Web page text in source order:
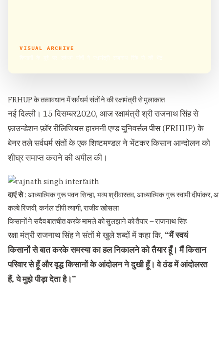
VISUAL ARCHIVE
FRHUP के तत्वावधान में सर्वधर्म संतों ने की रक्षामंत्री से मुलाकात
नई दिल्ली। 15 दिसम्बर2020, आज रक्षामंत्री श्री राजनाथ सिंह से
फ़ाउन्डेशन फ़ॉर रीलिजियस हारमनी एण्ड यूनिवर्सल पीस (FRHUP) के
बेनर तले सर्वधर्म संतों के एक शिष्टमण्डल ने भेंटकर किसान आन्दोलन को
शीघ्र समाप्त कराने की अपील की।
दाएं से: आध्यात्मिक गुरू पवन सिन्हा, भव्य श्रीवास्तव, आध्यात्मिक गुरू स्वामी दीपांकर,
कल्बे रिजवी, कर्नल टीपी त्यागी, राजीव खोसला
किसानों ने सदैव बातचीत करके मामले को सुलझाने को तैयार – राजनाथ सिंह
रक्षा मंत्री राजनाथ सिंह ने संतों मे खुले शब्दों में कहा कि, “मैं स्वयं
किसानों से बात करके समस्या का हल निकालने को तैयार हूँ। मैं किसान
परिवार से हूँ और वृद्ध किसानों के आंदोलन ने दुखी हूँ। वे ठंड में आंदोलरत
हैं, ये मुझे पीड़ा देता है।”